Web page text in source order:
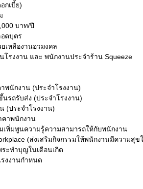
กเบี้ย)
บาท/ปี
อดบุตร
เหลืองานอวมงคล
รงงาน และ พนักงานประจำร้าน Squeeze
พนักงาน (ประจำโรงงาน)
รถรับส่ง (ประจำโรงงาน)
(ประจำโรงงาน)
าพนักงาน
เพิ่มพูนความรู้ความสามารถให้กับพนักงาน
(ส่งเสริมกิจกรรมให้พนักงานมีความสุ
ะทำบุญในเดือนเกิด
งงานกำหนด